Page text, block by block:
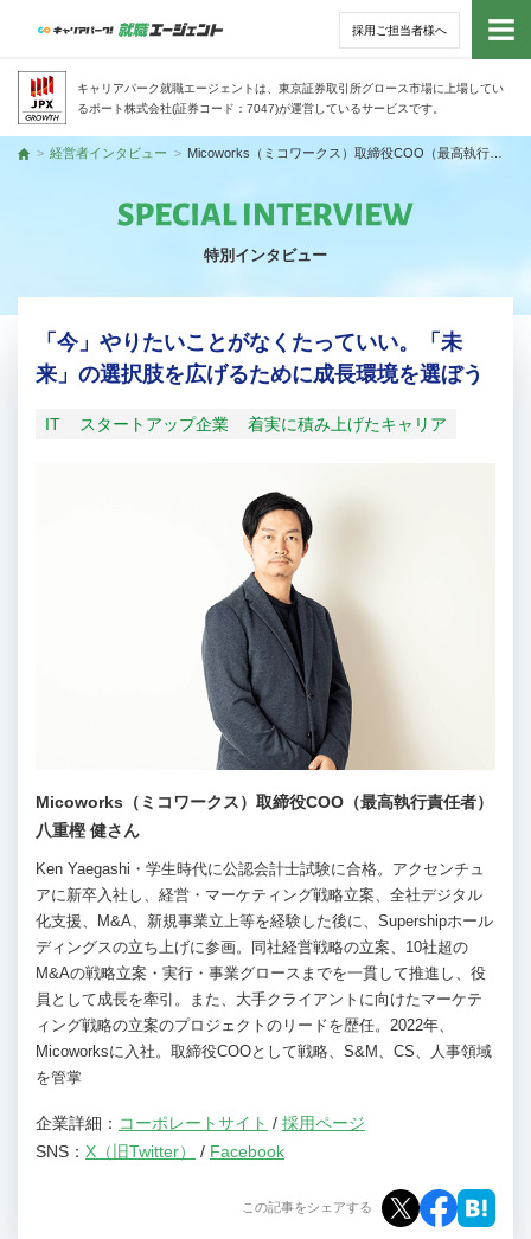
採用ご担当者様へ
キャリアパーク就職エージェントは、東京証券取引所グロース市場に上場してい
るポート株式会社(証券コード：7047)が運営しているサービスです。
トッ
トップ
経営者インタビュー
特別インタビュー
「今」やりたいことがなくたっていい。「未
来」の選択肢を広げるために成長環境を選ぼう
IT スタートアップ企業 着実に積み上げたキャリア
Micoworks（ミコワークス）取締役COO（最高執行責任者）
八重樫 健さん
Ken Yaegashi・学生時代に公認会計士試験に合格。アクセンチュ
アに新卒入社し、経営・マーケティング戦略立案、全社デジタル
化支援、M&A、新規事業立上等を経験した後に、Supershipホール
ディングスの立ち上げに参画。同社経営戦略の立案、10社超の
M&Aの戦略立案・実行・事業グロースまでを一貫して推進し、役
員として成長を牽引。また、大手クライアントに向けたマーケテ
ィング戦略の立案のプロジェクトのリードを歴任。2022年、
Micoworksに入社。取締役COOとして戦略、S&M、CS、人事領域
を管掌
企業詳細： コーポレートサイト / 採用ページ
SNS： X（旧Twitter） / Facebook
この記事をシェアする